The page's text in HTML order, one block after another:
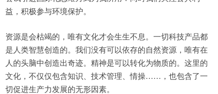
益，积极参与环境保护。
资源是会枯竭的，唯有文化才会生生不息。一切科技产品都
是人类智慧创造的。我们没有可以依存的自然资源，唯有在
人的头脑中创造出奇迹。精神是可以转化为物质的。这里的
文化，不仅仅包含知识、技术管理、情操……，也包含了一
切促进生产力发展的无形因素。